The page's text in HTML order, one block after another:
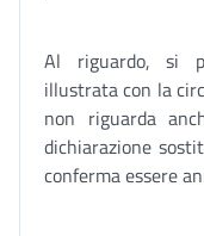
Al riguardo, si
illustrata con la
non riguarda
dichiarazione
conferma essere